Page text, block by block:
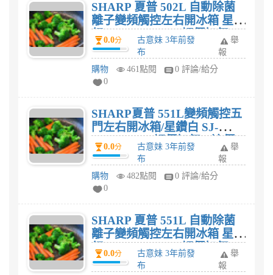
SHARP 夏普 502L 自動除菌
離子變頻觸控左右開冰箱 星鑽
紅 SJ-WX50ET-R評價如何，
這價格$73,999划算嗎?
0.0分
古意妹 3年前發
布
舉
報
購物
461點閱
0 評論/給分
0
SHARP夏普 551L變頻觸控五
門左右開冰箱/星鑽白 SJ-
WX55ET-W評價如何，這價
格$86,900划算嗎?
0.0分
古意妹 3年前發
布
舉
報
購物
482點閱
0 評論/給分
0
SHARP 夏普 551L 自動除菌
離子變頻觸控左右開冰箱 星鑽
紅 SJ-WX55ET-R評價如何，
這價格$77,999划算嗎?
0.0分
古意妹 3年前發
布
舉
報